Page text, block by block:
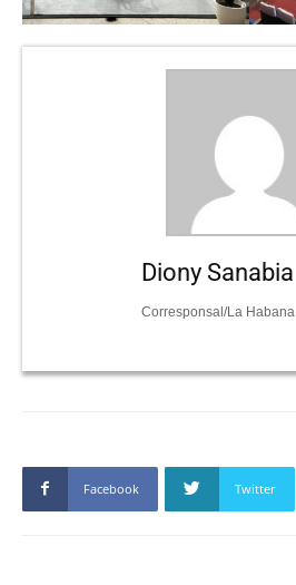
Diony Sanabia
Corresponsal/La Habana
Facebook Twitter